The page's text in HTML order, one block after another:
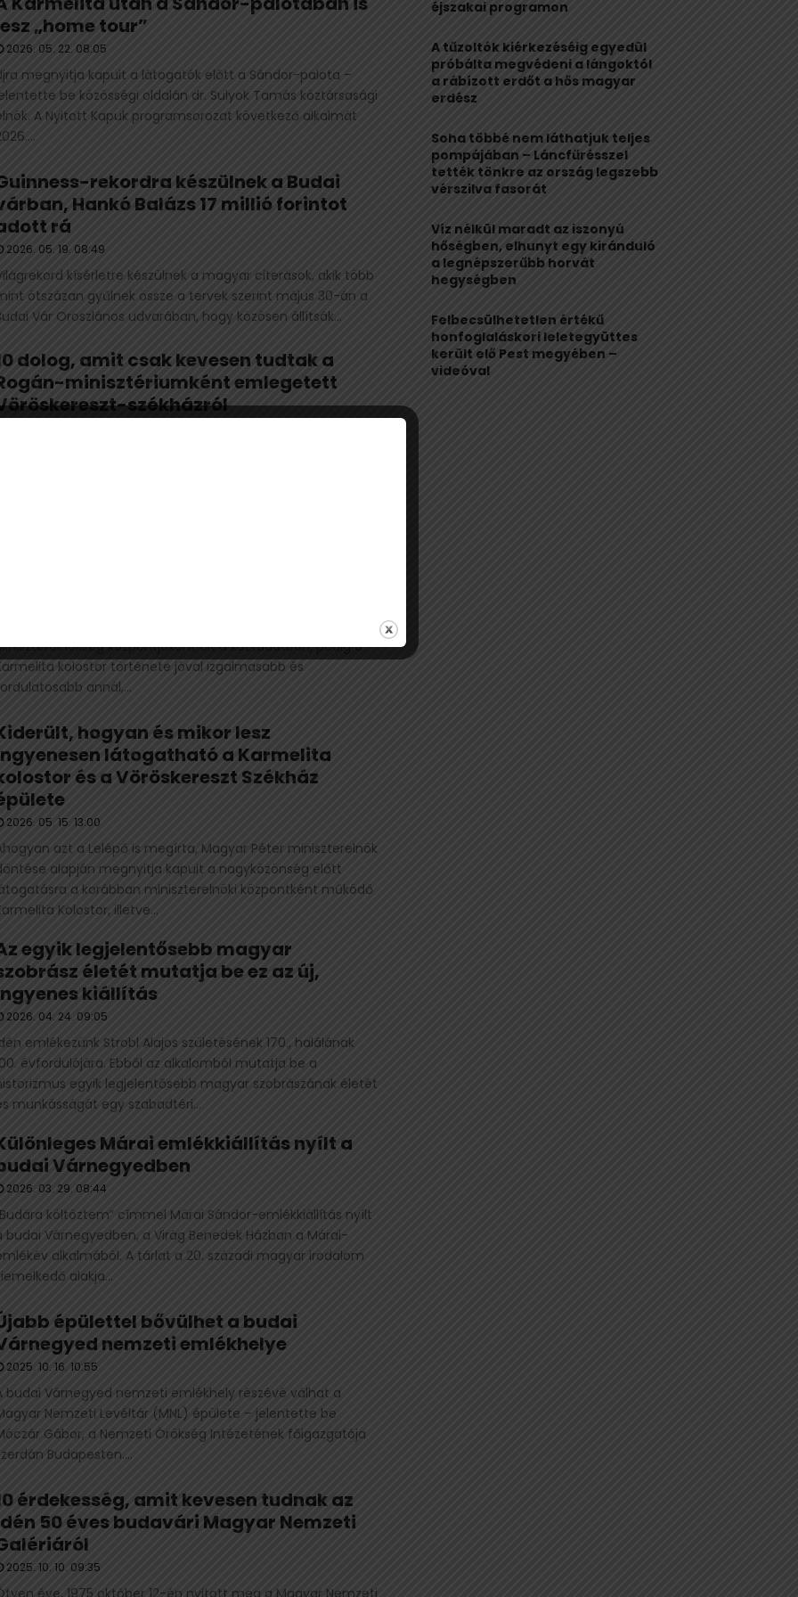
„home tour”
2026. 05. 22. 08:05
megnyitja kapuit a látogatók előtt a Sándor-palota –
be közösségi oldalán dr. Sulyok Tamás köztársasági
A Nyitott Kapuk programsorozat következő alkalmát
rekordra készülnek a Budai
Hankó Balázs 17 millió forintot
rá
2026. 05. 19. 08:49
kísérletre készülnek a magyar citerások, akik több
ötszázan gyűlnek össze a tervek szerint május 30-án a
Vár Oroszlános udvarában, hogy közösen állítsák...
dolog, amit csak kevesen tudtak a
minisztériumként emlegetett
székházról
központjaként élt a köztudatban, pedig a
kolostor története jóval izgalmasabb és
annál,...
hogyan és mikor lesz
látogatható a Karmelita
és a Vöröskereszt Székház
2026. 05. 15. 13:00
azt a Lelépő is megírta, Magyar Péter miniszterelnök
alapján megnyitja kapuit a nagyközönség előtt
a korábban miniszterelnöki központként működő
Kolostor, illetve...
egyik legjelentősebb magyar
életét mutatja be ez az új,
kiállítás
2026. 04. 24. 09:05
emlékezünk Strobl Alajos születésének 170., halálának
évfordulójára. Ebből az alkalomból mutatja be a
egyik legjelentősebb magyar szobrászának életét
munkásságát egy szabadtéri...
Márai emlékkiállítás nyílt a
Várnegyedben
2026. 03. 29. 08:44
költöztem” címmel Márai Sándor-emlékkiállítás nyílt
budai Várnegyedben, a Virág Benedek Házban a Márai-
alkalmából. A tárlat a 20. századi magyar irodalom
alakja...
épülettel bővülhet a budai
nemzeti emlékhelye
2025. 10. 16. 10:55
budai Várnegyed nemzeti emlékhely részévé válhat a
Nemzeti Levéltár (MNL) épülete – jelentette be
Gábor, a Nemzeti Örökség Intézetének főigazgatója
Budapesten....
érdekesség, amit kevesen tudnak az
50 éves budavári Magyar Nemzeti
2025. 10. 10. 09:35
éve, 1975 október 12-én nyitott meg a Magyar Nemzeti
H
éjszakai programon
A tűzoltók kiérkezéséig egyedül
próbálta megvédeni a lángoktól
a rábízott erdőt a hős magyar
erdész
Soha többé nem láthatjuk teljes
pompájában – Láncfűrésszel
tették tönkre az ország legszebb
vérszilva fasorát
Víz nélkül maradt az iszonyú
hőségben, elhunyt egy kiránduló
a legnépszerűbb horvát
hegységben
Felbecsülhetetlen értékű
honfoglaláskori leletegyüttes
került elő Pest megyében –
videóval